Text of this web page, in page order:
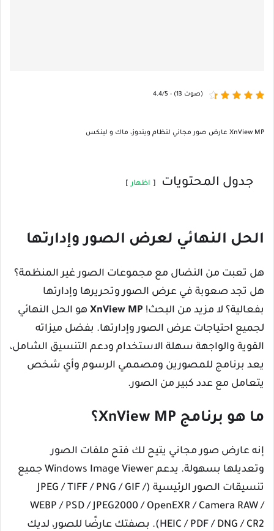
4.4/5 - (13 صوت)
XnView MP عارض صور مجاني لنظام ويندوز، ماك و لينكس
جدول المحتويات اظهار
الحل النهائي لعرض الصور وإدارتها
هل تعبت من النضال مع مجموعات الصور غير المنظمة؟
هل تجد صعوبة في عرض الصور وتحريرها وإدارتها
بفعالية؟ لا مزيد من البحث! XnView MP هو الحل النهائي
لجميع احتياجات عرض الصور وإدارتها. بفضل ميزاته
القوية والواجهة سهلة الاستخدام ودعم التنسيق الشامل،
يعد برنامج للمصورين ومصممي الرسوم وأي شخص
يتعامل مع عدد كبير من الصور.
ما هو برنامج XnView MP؟
إنه عارض صور مجاني يتيح لك فتح ملفات الصور
وتعديلها بسهولة. يدعم Windows Image Viewer جميع
تنسيقات الصور الرئيسية (JPEG / TIFF / PNG / GIF /
WEBP / PSD / JPEG2000 / OpenEXR / Camera RAW /
HEIC / PDF / DNG / CR2). بصفتك عارضًا للصور، لديك